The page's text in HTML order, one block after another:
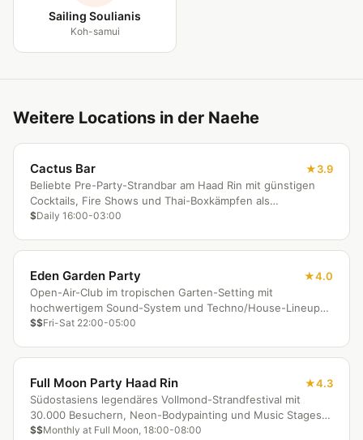
Sailing Soulianis
Koh-samui
Weitere Locations in der Naehe
Cactus Bar
3.9
Beliebte Pre-Party-Strandbar am Haad Rin mit günstigen
Cocktails, Fire Shows und Thai-Boxkämpfen als
Entertainment.
$Daily 16:00-03:00
Eden Garden Party
4.0
Open-Air-Club im tropischen Garten-Setting mit
hochwertigem Sound-System und Techno/House-Lineup
unter Palmen.
$$Fri-Sat 22:00-05:00
Full Moon Party Haad Rin
4.3
Südostasiens legendäres Vollmond-Strandfestival mit
30.000 Besuchern, Neon-Bodypainting und Music Stages
am Haad Rin Beach.
$$Monthly at Full Moon, 18:00-08:00